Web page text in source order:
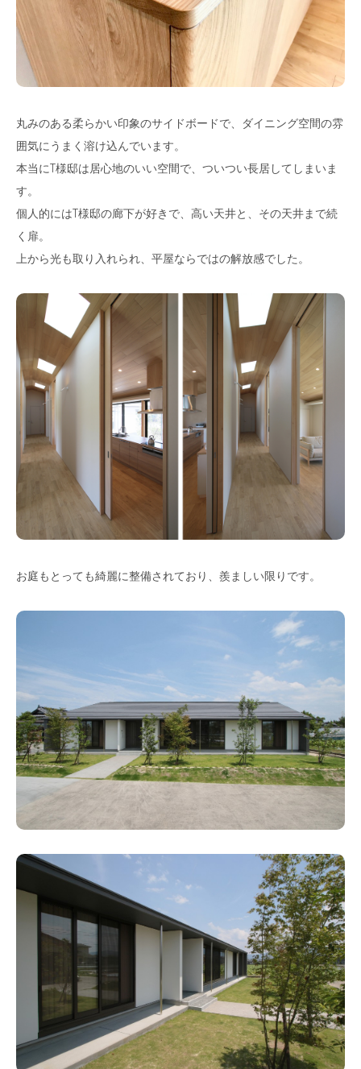
丸みのある柔らかい印象のサイドボードで、ダイニング空間の雰
囲気にうまく溶け込んでいます。
本当にT様邸は居心地のいい空間で、ついつい長居してしまいま
す。
個人的にはT様邸の廊下が好きで、高い天井と、その天井まで続
く扉。
上から光も取り入れられ、平屋ならではの解放感でした。
お庭もとっても綺麗に整備されており、羨ましい限りです。